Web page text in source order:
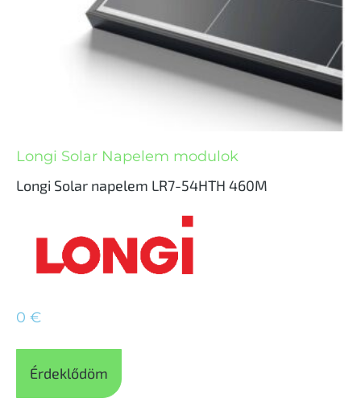
Longi Solar Napelem modulok
Longi Solar napelem LR7-54HTH 460M
0 €
Érdeklődöm